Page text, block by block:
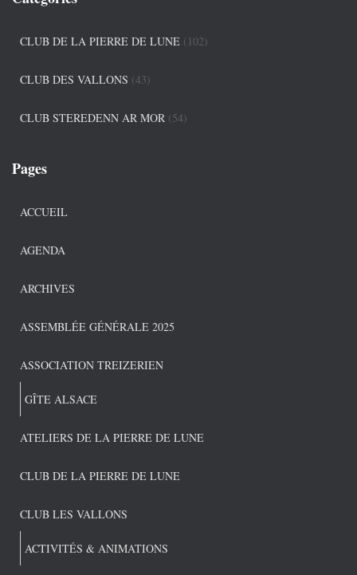
CLUB DE LA PIERRE DE LUNE (102)
CLUB DES VALLONS (43)
CLUB STEREDENN AR MOR (54)
Pages
ACCUEIL
AGENDA
ARCHIVES
ASSEMBLÉE GÉNÉRALE 2025
ASSOCIATION TREIZERIEN
GÎTE ALSACE
ATELIERS DE LA PIERRE DE LUNE
CLUB DE LA PIERRE DE LUNE
CLUB LES VALLONS
ACTIVITÉS & ANIMATIONS